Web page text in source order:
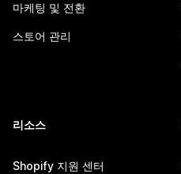
마케팅 및 전환
스토어 관리
리소스
Shopify 지원 센터